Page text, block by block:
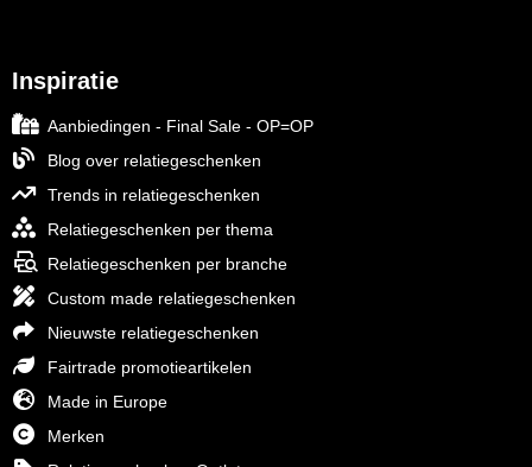
Inspiratie
Aanbiedingen - Final Sale - OP=OP
Blog over relatiegeschenken
Trends in relatiegeschenken
Relatiegeschenken per thema
Relatiegeschenken per branche
Custom made relatiegeschenken
Nieuwste relatiegeschenken
Fairtrade promotieartikelen
Made in Europe
Merken